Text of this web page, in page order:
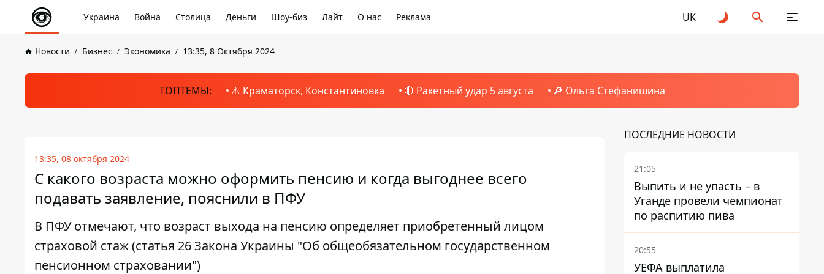
Украина Война Столица Деньги Шоу-биз Лайт О нас Реклама UK
Новости Бизнес Экономика 13:35, 8 Октября 2024
ТОПТЕМЫ: ⚠️ Краматорск, Константиновка 🔴 Ракетный удар 5 августа 🔎 Ольга Стефанишина
13:35, 08 октября 2024
С какого возраста можно оформить пенсию и когда выгоднее всего
подавать заявление, пояснили в ПФУ
В ПФУ отмечают, что возраст выхода на пенсию определяет приобретенный лицом
страховой стаж (статья 26 Закона Украины "Об общеобязательном государственном
пенсионном страховании")
ПОСЛЕДНИЕ НОВОСТИ
21:05
Выпить и не упасть – в
Уганде провели чемпионат
по распитию пива
20:55
УЕФА выплатила